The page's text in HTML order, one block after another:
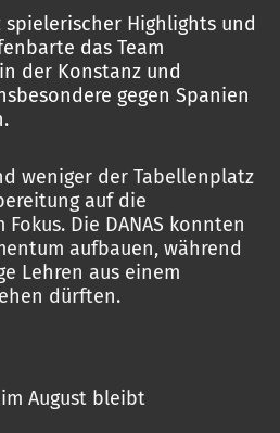
spielerischer Highlights und
das Team
der Konstanz und
gegen Spanien
weniger der Tabellenplatz
auf die
Die DANAS konnten
aufbauen, während
Lehren aus einem
dürften.
August bleibt